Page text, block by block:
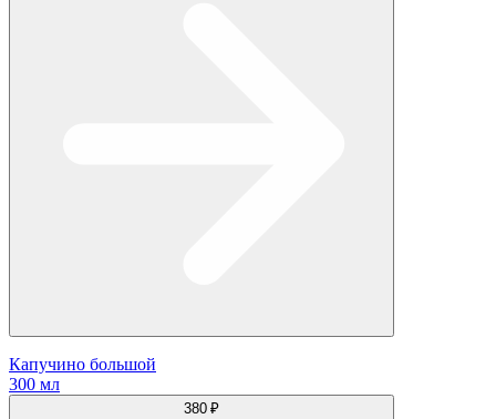
Капучино большой
300 мл
380 ₽